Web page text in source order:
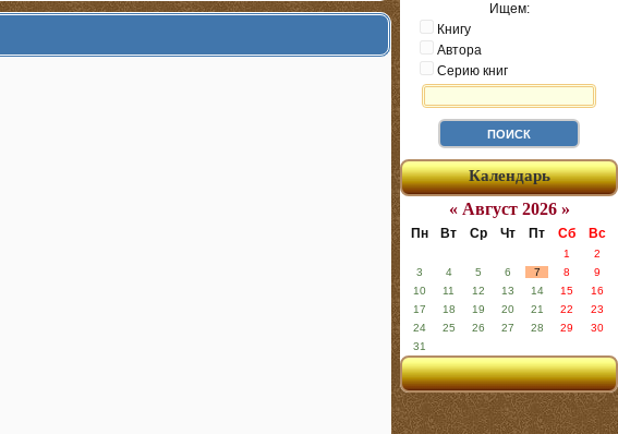
Ищем:
Книгу
Автора
Серию книг
Календарь
« Август 2026 »
Пн Вт Ср Чт Пт Сб Вс
1
2
3
4 5 6 7 8
9
10
11 12 13 14 15
16
17
18 19 20 21 22
23
24
25 26 27 28 29
30
31